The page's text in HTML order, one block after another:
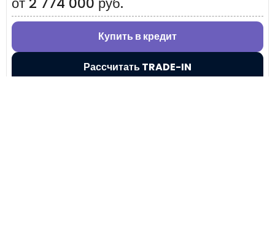
Купить в кредит
Рассчитать TRADE-IN